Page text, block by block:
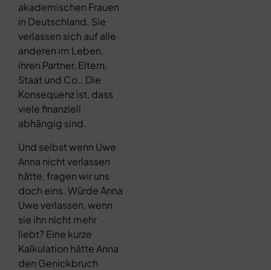
akademischen Frauen
in Deutschland. Sie
verlassen sich auf alle
anderen im Leben,
ihren Partner, Eltern,
Staat und Co.. Die
Konsequenz ist, dass
viele finanziell
abhängig sind.
Und selbst wenn Uwe
Anna nicht verlassen
hätte, fragen wir uns
doch eins. Würde Anna
Uwe verlassen, wenn
sie ihn nicht mehr
liebt? Eine kurze
Kalkulation hätte Anna
den Genickbruch